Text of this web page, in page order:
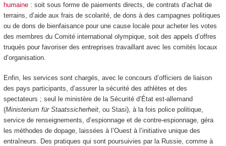
humaine: soit sous forme de paiements directs, de contrats d’achat de
terrains, d’aide aux frais de scolarité, de dons à des campagnes politiques
ou de dons de bienfaisance pour une cause locale pour acheter les votes
des membres du Comité international olympique, soit des appels d’offres
truqués pour favoriser des entreprises travaillant avec les comités locaux
d’organisation.
Enfin, les services sont chargés, avec le concours d’officiers de liaison
des pays participants, d’assurer la sécurité des athlètes et des
spectateurs ; seul le ministère de la Sécurité d’État est-allemand
(Ministerium für Staatssicherheit, ou Stasi), à la fois police politique,
service de renseignements, d’espionnage et de contre-espionnage, géra
les méthodes de dopage, laissées à l’Ouest à l’initiative unique des
entraîneurs. Des pratiques qui sont poursuivies par la Russie, comme à